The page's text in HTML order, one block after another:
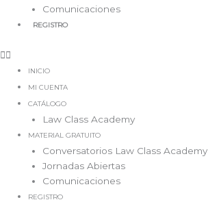
Comunicaciones
REGISTRO
INICIO
MI CUENTA
CATÁLOGO
Law Class Academy
MATERIAL GRATUITO
Conversatorios Law Class Academy
Jornadas Abiertas
Comunicaciones
REGISTRO